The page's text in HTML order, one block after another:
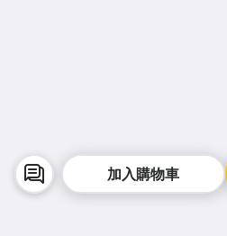
加入購物車